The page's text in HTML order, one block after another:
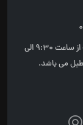
شنبه تا چهارشنبه از ساعت 9:30 الی 19 - پنجشنبه از ساعت 9:30 الی